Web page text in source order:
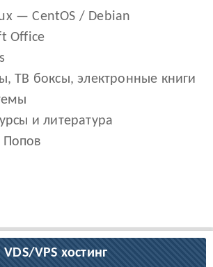
— CentOS / Debian
Office
ТВ боксы, электронные книги
и литература
Попов
VPS хостинг